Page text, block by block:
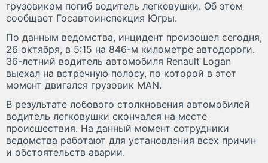
грузовиком погиб водитель легковушки. Об этом
сообщает Госавтоинспекция Югры.
По данным ведомства, инцидент произошел сегодня,
26 октября, в 5:15 на 846-м километре автодороги.
36-летний водитель автомобиля Renault Logan
выехал на встречную полосу, по которой в этот
момент двигался грузовик MAN.
В результате лобового столкновения автомобилей
водитель легковушки скончался на месте
происшествия. На данный момент сотрудники
ведомства работают для установления всех причин
и обстоятельств аварии.